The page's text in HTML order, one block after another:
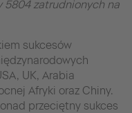
5804 zatrudnionych na
sukcesów
UK, Arabia
Afryki oraz Chiny.
przeciętny sukces